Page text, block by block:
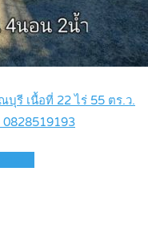
รี เนื้อที่ 22 ไร่ 55 ตร.ว.